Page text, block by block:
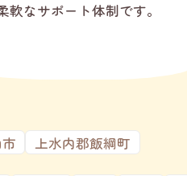
なサポート体制です。
上水内郡飯綱町